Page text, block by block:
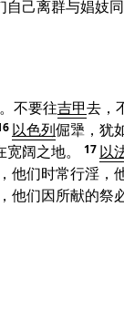
自己离群与娼妓
不要往吉甲去，
以色列倔犟，犹
阔之地。
17 以
他们时常行淫，
他们因所献的祭